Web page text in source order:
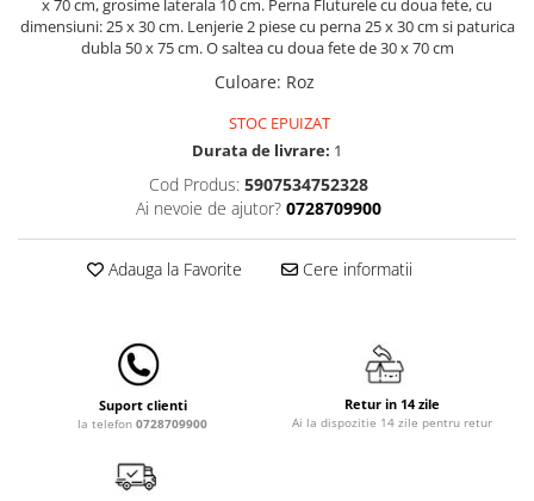
Lenjerii patut 140 x 70 cm
Lenjerie patuturi tineret
Porti de siguranta
Sac de dormit copii
Leagane & balansoare & sezlonguri
Carusele patut
x 70 cm, grosime laterala 10 cm. Perna Fluturele cu doua fete, cu
dimensiuni: 25 x 30 cm. Lenjerie 2 piese cu perna 25 x 30 cm si paturica
dubla 50 x 75 cm. O saltea cu doua fete de 30 x 70 cm
Culoare: Roz
STOC EPUIZAT
Durata de livrare: 1
Cod Produs: 5907534752328
Ai nevoie de ajutor? 0728709900
Adauga la Favorite Cere informatii
Suport clienti
la telefon 0728709900
Retur in 14 zile
Ai la dispozitie 14 zile pentru retur